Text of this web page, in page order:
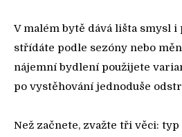
V malém bytě dává lišta smysl i
střídáte podle sezóny nebo
nájemní bydlení použijete
po vystěhování jednoduše
Než začnete, zvažte tři věci: